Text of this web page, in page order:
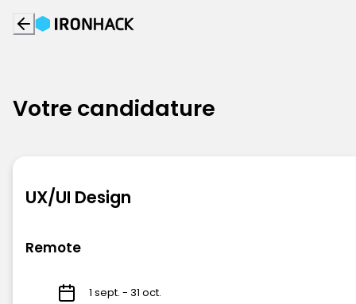
Votre candidature
UX/UI Design
Remote
1 sept. - 31 oct.